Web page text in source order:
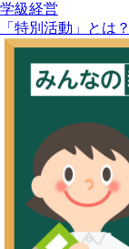
学級経営
「特別活動」とは